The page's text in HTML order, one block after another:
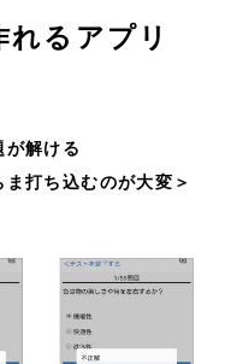
れるアプリ
解ける
打ち込むのが大変＞